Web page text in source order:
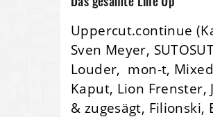
Uppercut.continue
Sven Meyer,
Louder, mon-t, Mixed
Kaput, Lion Frenster,
& zugesägt, Filionski,